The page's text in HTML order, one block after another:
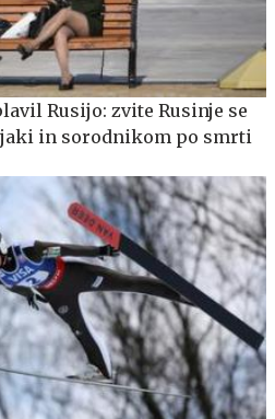
Rusijo: zvite Rusinje se
in sorodnikom po smrti